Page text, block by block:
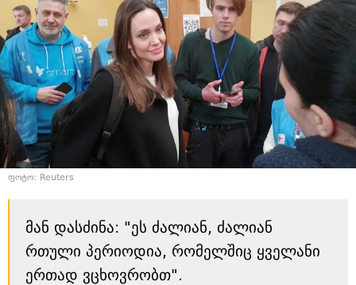
ფოტო: Reuters
მან დასძინა: "ეს ძალიან, ძალიან
რთული პერიოდია, რომელშიც ყველანი
ერთად ვცხოვრობთ".